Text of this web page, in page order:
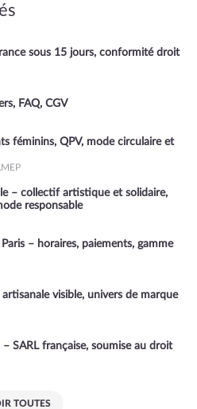
sous 15 jours, conformité droit
FAQ, CGV
féminins, QPV, mode circulaire et
– collectif artistique et solidaire,
responsable
– horaires, paiements, gamme
visible, univers de marque
SARL française, soumise au droit
TOUTES